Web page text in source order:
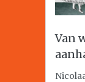
Van